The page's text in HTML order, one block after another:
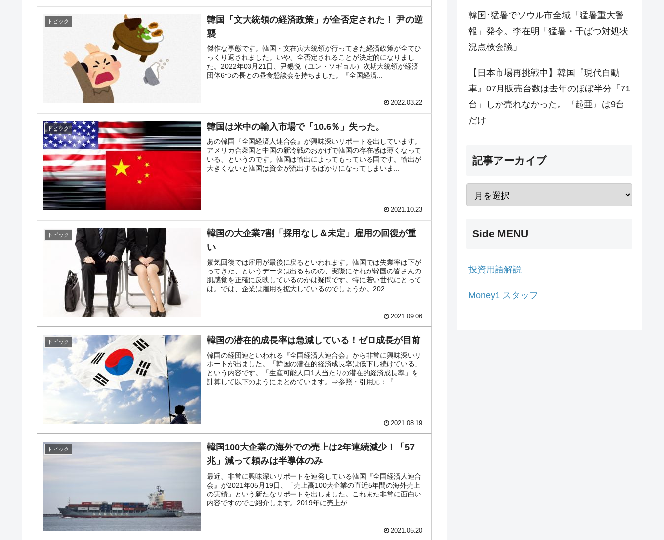
トピック
韓国「文大統領の経済政策」が全否定された！ 尹の逆
襲
傑作な事態です。韓国・文在寅大統領が行ってきた経済政策が全てひ
っくり返されました。いや、全否定されることが決定的になりまし
た。2022年03月21日、尹錫悦（ユン・ソギョル）次期大統領が経済
団体6つの長との昼食懇談会を持ちました。『全国経済...
2022.03.22
トピック 韓国は米中の輸入市場で「10.6％」失った。
あの韓国『全国経済人連合会』が興味深いリポートを出しています。
アメリカ合衆国と中国の新冷戦のおかげで韓国の存在感は薄くなって
いる、というのです。韓国は輸出によってもっている国です。輸出が
大きくないと韓国は資金が流出するばかりになってしまいま...
2021.10.23
トピック
韓国の大企業7割「採用なし＆未定」雇用の回復が重
い
景気回復では雇用が最後に戻るといわれます。韓国では失業率は下が
ってきた、というデータは出るものの、実際にそれが韓国の皆さんの
肌感覚を正確に反映しているのかは疑問です。特に若い世代にとって
は。では、企業は雇用を拡大しているのでしょうか。202...
2021.09.06
トピック 韓国の潜在的成長率は急減している！ゼロ成長が目前
韓国の経団連といわれる『全国経済人連合会』から非常に興味深いリ
ポートが出ました。「韓国の潜在的経済成長率は低下し続けている」
という内容です。「生産可能人口1人当たりの潜在的経済成長率」を
計算して以下のようにまとめています。⇒参照・引用元：『...
2021.08.19
トピック
韓国100大企業の海外での売上は2年連続減少！「57
兆」減って頼みは半導体のみ
最近、非常に興味深いリポートを連発している韓国『全国経済人連合
会』が2021年05月19日、「売上高100大企業の直近5年間の海外売上
の実績」という新たなリポートを出しました。これまた非常に面白い
内容ですのでご紹介します。2019年に売上が...
2021.05.20
韓国･猛暑でソウル市全域「猛暑重大警
報」発令。李在明「猛暑・干ばつ対処状
況点検会議」
【日本市場再挑戦中】韓国『現代自動
車』07月販売台数は去年のほぼ半分「71
台」しか売れなかった。『起亜』は9台
だけ
記事アーカイブ
Side MENU
投資用語解説
Money1 スタッフ